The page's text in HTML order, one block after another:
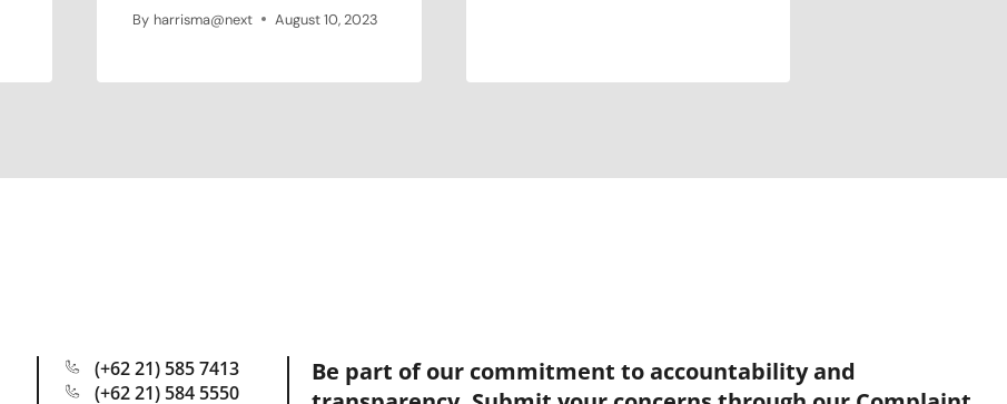
By harrisma@next August 10, 2023
(+62 21) 585 7413
(+62 21) 584 5550
Be part of our commitment to accountability and